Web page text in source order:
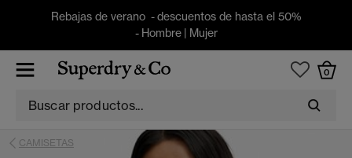
Rebajas de verano - descuentos de hasta el 50%
- Hombre| Mujer
0
CAMISETAS